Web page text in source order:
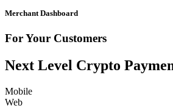
Merchant Dashboard
For Your Customers
Next Level Crypto
Mobile
Web